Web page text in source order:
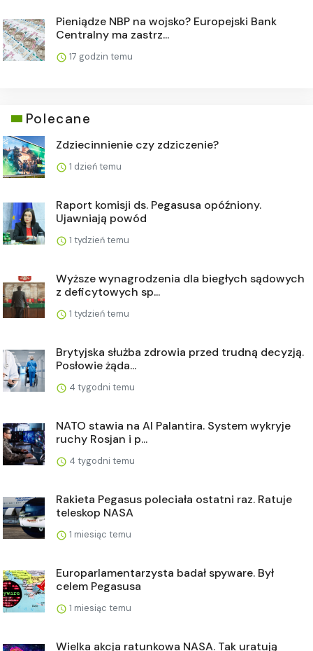
Pieniądze NBP na wojsko? Europejski Bank
Centralny ma zastrz...
17 godzin temu
Polecane
Zdziecinnienie czy zdziczenie?
1 dzień temu
Raport komisji ds. Pegasusa opóźniony.
Ujawniają powód
1 tydzień temu
Wyższe wynagrodzenia dla biegłych sądowych
z deficytowych sp...
1 tydzień temu
Brytyjska służba zdrowia przed trudną decyzją.
Posłowie żąda...
4 tygodni temu
NATO stawia na AI Palantira. System wykryje
ruchy Rosjan i p...
4 tygodni temu
Rakieta Pegasus poleciała ostatni raz. Ratuje
teleskop NASA
1 miesiąc temu
Europarlamentarzysta badał spyware. Był
celem Pegasusa
1 miesiąc temu
Wielka akcja ratunkowa NASA. Tak uratują